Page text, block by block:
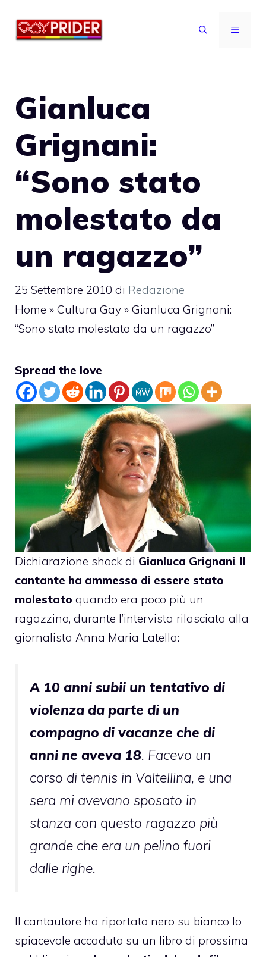
MENU
Gianluca
Grignani:
“Sono stato
molestato da
un ragazzo”
25 Settembre 2010 di Redazione
Home » Cultura Gay » Gianluca Grignani:
“Sono stato molestato da un ragazzo”
Spread the love
Dichiarazione shock di Gianluca Grignani. Il
cantante ha ammesso di essere stato
molestato quando era poco più un
ragazzino, durante l’intervista rilasciata alla
giornalista Anna Maria Latella:
A 10 anni subii un tentativo di
violenza da parte di un
compagno di vacanze che di
anni ne aveva 18. Facevo un
corso di tennis in Valtellina, e una
sera mi avevano sposato in
stanza con questo ragazzo più
grande che era un pelino fuori
dalle righe.
Il cantautore ha riportato nero su bianco lo
spiacevole accaduto su un libro di prossima